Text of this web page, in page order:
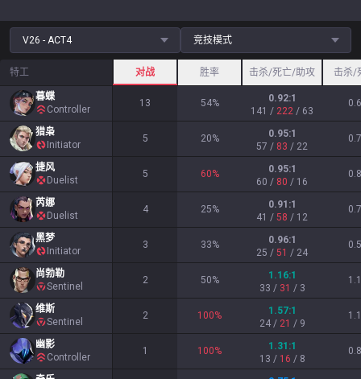
V26 - ACT4 竞技模式
特工 对战 胜率 击杀/死亡/助攻 击杀/
暮蝶
Controller
13 54% 0.92:1
141 / 222 / 63
0.6
猎枭
Initiator
5 20% 0.95:1
57 / 83 / 22
0.7
捷风
Duelist
5 60% 0.95:1
60 / 80 / 16
0.8
芮娜
Duelist
4 25% 0.91 :1
41 / 58 / 12
0.7
黑梦
Initiator
3 33% 0.96:1
25 / 51 / 24
0.5
尚勃勒
Sentinel
2 50% 1.16:1
33 / 31 / 3
1.1
维斯
Sentinel
2 100% 1.57:1
24/ 21 / 9
1.1
幽影
Controller
1 100% 1.31 :1
13 / 16 / 8
0.8